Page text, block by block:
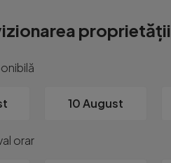
proprietății
10 August
orar